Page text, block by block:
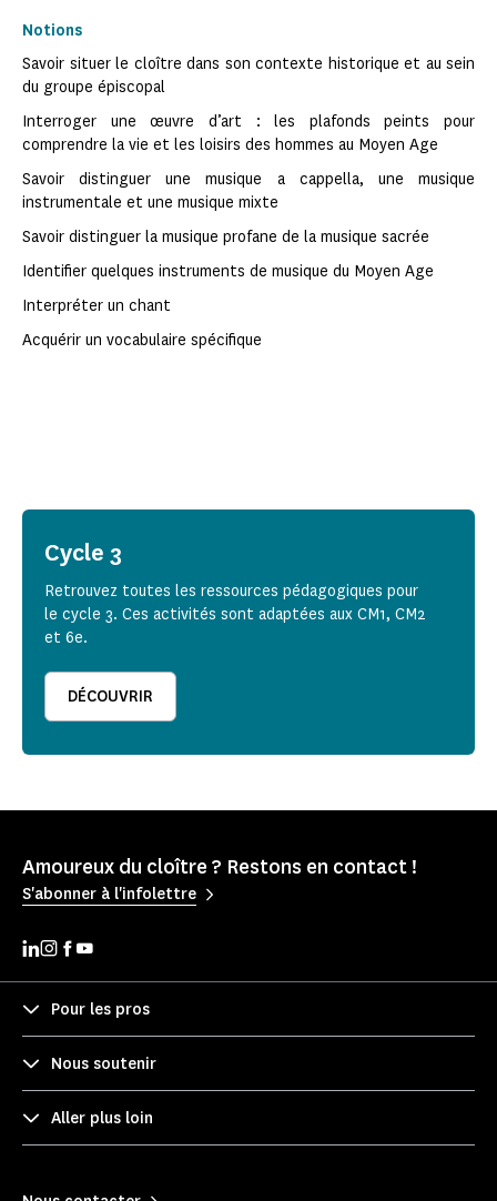
Notions
Savoir situer le cloître dans son contexte historique et au sein
du groupe épiscopal
Interroger une œuvre d’art : les plafonds peints pour
comprendre la vie et les loisirs des hommes au Moyen Age
Savoir distinguer une musique a cappella, une musique
instrumentale et une musique mixte
Savoir distinguer la musique profane de la musique sacrée
Identifier quelques instruments de musique du Moyen Age
Interpréter un chant
Acquérir un vocabulaire spécifique
Cycle 3
Retrouvez toutes les ressources pédagogiques pour
le cycle 3. Ces activités sont adaptées aux CM1, CM2
et 6e.
DÉCOUVRIR
Amoureux du cloître ? Restons en contact !
S'abonner à l'infolettre
Pour les pros
Nous soutenir
Aller plus loin